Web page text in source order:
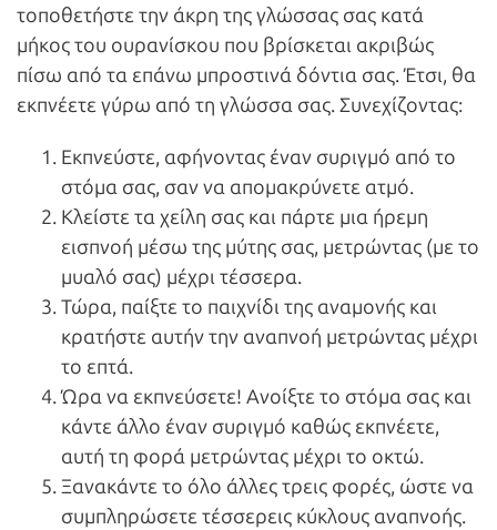
τοποθετήστε την άκρη της γλώσσας σας κατά
μήκος του ουρανίσκου που βρίσκεται ακριβώς
πίσω από τα επάνω μπροστινά δόντια σας. Έτσι, θα
εκπνέετε γύρω από τη γλώσσα σας. Συνεχίζοντας:
Εκπνεύστε, αφήνοντας έναν συριγμό από το
στόμα σας, σαν να απομακρύνετε ατμό.
Κλείστε τα χείλη σας και πάρτε μια ήρεμη
εισπνοή μέσω της μύτης σας, μετρώντας (με το
μυαλό σας) μέχρι τέσσερα.
Τώρα, παίξτε το παιχνίδι της αναμονής και
κρατήστε αυτήν την αναπνοή μετρώντας μέχρι
το επτά.
Ώρα να εκπνεύσετε! Ανοίξτε το στόμα σας και
κάντε άλλο έναν συριγμό καθώς εκπνέετε,
αυτή τη φορά μετρώντας μέχρι το οκτώ.
Ξανακάντε το όλο άλλες τρεις φορές, ώστε να
συμπληρώσετε τέσσερεις κύκλους αναπνοής.